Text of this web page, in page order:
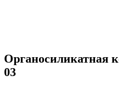
Органосиликатная
03